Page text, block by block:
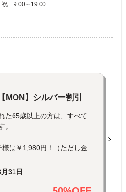
祝 9:00～19:00
MON】シルバー割引
た65歳以上の方は、すべて
。
は￥1,980円！（ただし金
31日